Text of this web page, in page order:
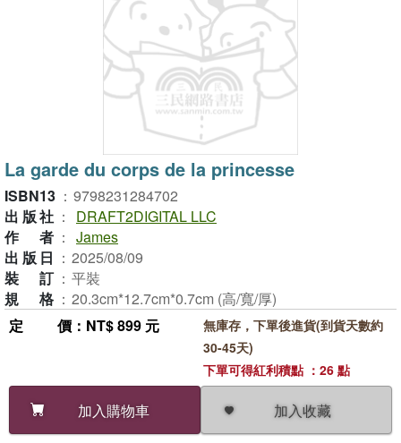
La garde du corps de la princesse
ISBN13 ： 9798231284702
出版社 ：
DRAFT2DIGITAL LLC
作者 ： James
出版日 ： 2025/08/09
裝訂 ： 平裝
規格 ： 20.3cm*12.7cm*0.7cm (高/寬/厚)
定價 ：NT$ 899 元
加入購物車 加入收藏
無庫存，下單後進貨(到貨天數約
30-45天)
下單可得紅利積點 ：26 點